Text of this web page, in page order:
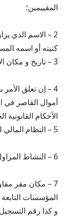
المقييمين؛
2 – الاسم الذي
كنيته أو اسمه
3 – تاريخ و مكان الازدياد؛
4 – إن تعلق
أموال القاصر في
الأحكام القانونية
5 – النظام المالي للزوجين بالنسبة للتاجر الأجنبي؛
6 – النشاط المزاول فعليا؛
7 – مكان مقر
المؤسسات التابعة
و كذا رقم